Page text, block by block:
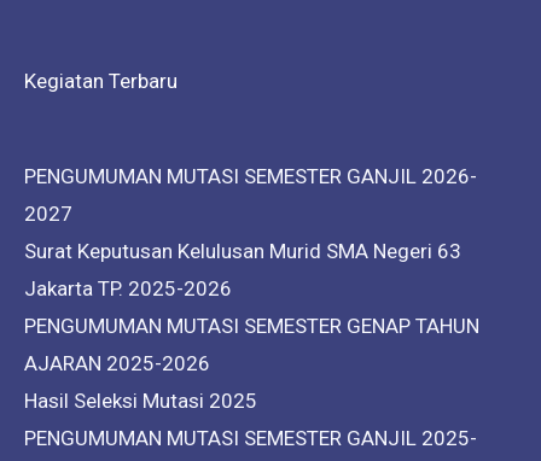
Kegiatan Terbaru
PENGUMUMAN MUTASI SEMESTER GANJIL 2026-
2027
Surat Keputusan Kelulusan Murid SMA Negeri 63
Jakarta TP. 2025-2026
PENGUMUMAN MUTASI SEMESTER GENAP TAHUN
AJARAN 2025-2026
Hasil Seleksi Mutasi 2025
PENGUMUMAN MUTASI SEMESTER GANJIL 2025-